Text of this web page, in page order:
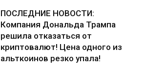
ПОСЛЕДНИЕ НОВОСТИ:
Компания Дональда Трампа
решила отказаться от
криптовалют! Цена одного из
альткоинов резко упала!